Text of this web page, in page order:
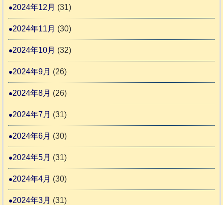
2024年12月 (31)
2024年11月 (30)
2024年10月 (32)
2024年9月 (26)
2024年8月 (26)
2024年7月 (31)
2024年6月 (30)
2024年5月 (31)
2024年4月 (30)
2024年3月 (31)